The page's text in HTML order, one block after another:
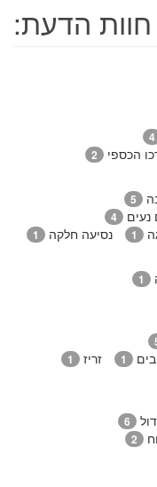
חוות הדעת:
4
הכספי 2
5
נעים 4
1 נסיעה חלקה 1
1
1 זריז 1
6
2